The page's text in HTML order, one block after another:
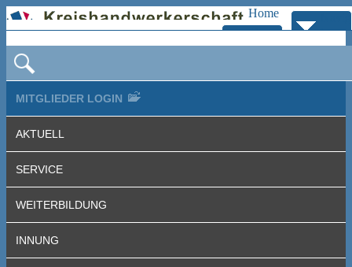
Home
Zur
Navigation
MITGLIEDER LOGIN
AKTUELL
SERVICE
WEITERBILDUNG
INNUNG